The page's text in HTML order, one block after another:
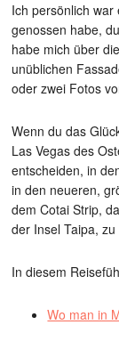
Ich persönlich
genossen habe,
habe mich über
unüblichen
oder zwei Fotos
Wenn du das
Las Vegas des
entscheiden, in
in den neueren,
dem Cotai Strip,
der Insel Taipa,
In diesem
Wo man in